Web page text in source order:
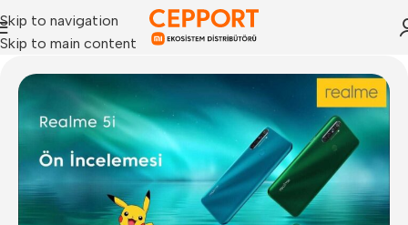
Skip to navigation
Skip to main content